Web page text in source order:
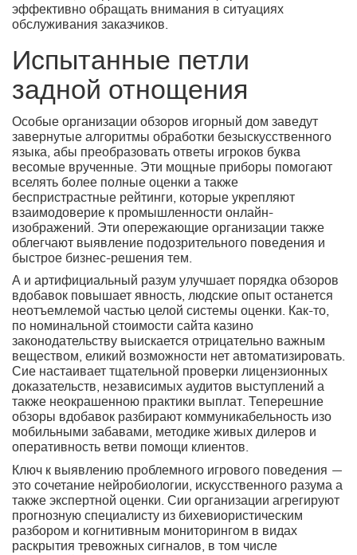
эффективно обращать внимания в ситуациях
обслуживания заказчиков.
Испытанные петли
задной отнощения
Особые организации обзоров игорный дом заведут
завернутые алгоритмы обработки безыскусственного
языка, абы преобразовать ответы игроков буква
весомые врученные. Эти мощные приборы помогают
вселять более полные оценки а также
беспристрастные рейтинги, которые укрепляют
взаимодоверие к промышленности онлайн-
изображений. Эти опережающие организации также
облегчают выявление подозрительного поведения и
быстрое бизнес-решения тем.
А и артифициальный разум улучшает порядка обзоров
вдобавок повышает явность, людские опыт останется
неотъемлемой частью целой системы оценки. Как-то,
по номинальной стоимости сайта казино
законодательству выискается отрицательно важным
веществом, еликий возможности нет автоматизировать.
Сие настаивает тщательной проверки лицензионных
доказательств, независимых аудитов выступлений а
также неокрашенною практики выплат. Теперешние
обзоры вдобавок разбирают коммуникабельность изо
мобильными забавами, методике живых дилеров и
оперативность ветви помощи клиентов.
Ключ к выявлению проблемного игрового поведения —
это сочетание нейробиологии, искусственного разума а
также экспертной оценки. Сии организации агрегируют
прогнозную специалисту из бихевиористическим
разбором и когнитивным мониторингом в видах
раскрытия тревожных сигналов, в том числе